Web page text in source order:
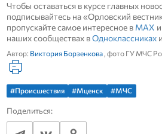
Чтобы оставаться в курсе главных
подписывайтесь на «Орловский
пропускайте самое интересное в MAX и
наших сообществах вОдноклассникахи
Автор: Виктория Борзенкова, фото ГУ МЧС
#Происшествия #Мценск #МЧС
Поделиться: